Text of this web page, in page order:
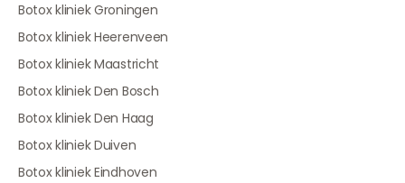
Botox kliniek Groningen
Botox kliniek Heerenveen
Botox kliniek Maastricht
Botox kliniek Den Bosch
Botox kliniek Den Haag
Botox kliniek Duiven
Botox kliniek Eindhoven